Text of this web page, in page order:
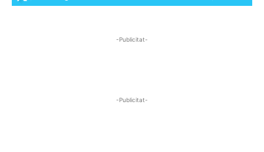
-Publicitat-
-Publicitat-